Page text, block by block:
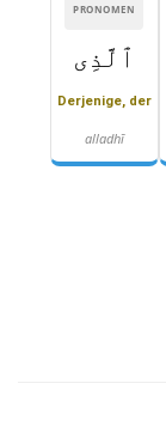
PRONOMEN
ٱلَّذِى
Derjenige, der
alladhī